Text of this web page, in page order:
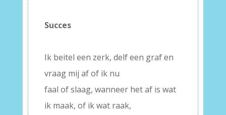
Succes
Ik beitel een zerk, delf een graf en
vraag mij af of ik nu
faal of slaag, wanneer het af is wat
ik maak, of ik wat raak,